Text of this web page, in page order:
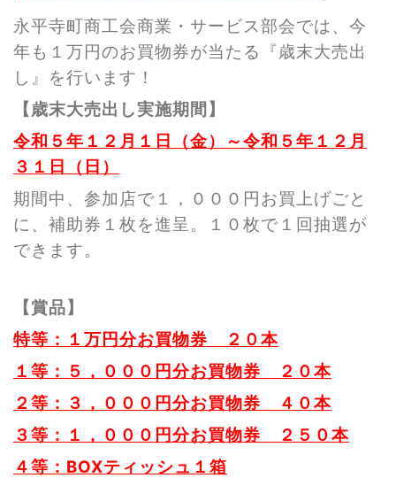
永平寺町商工会商業・サービス部会では、今
年も１万円のお買物券が当たる『歳末大売出
し』を行います！
【歳末大売出し実施期間】
令和５年１２月１日（金）～令和５年１２月
３１日（日）
期間中、参加店で１，０００円お買上げごと
に、補助券１枚を進呈。１０枚で１回抽選が
できます。
【賞品】
特等：１万円分お買物券 ２０本
１等：５，０００円分お買物券 ２０本
２等：３，０００円分お買物券 ４０本
３等：１，０００円分お買物券 ２５０本
４等：BOXティッシュ１箱